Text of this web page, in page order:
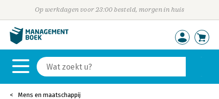
Op werkdagen voor 23:00 besteld, morgen in huis
Mens en maatschappij